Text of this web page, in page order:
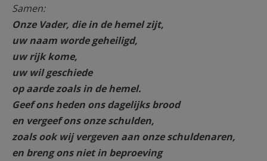
Samen:
Onze Vader, die in de hemel zijt,
uw naam worde geheiligd,
uw rijk kome,
uw wil geschiede
op aarde zoals in de hemel.
Geef ons heden ons dagelijks brood
en vergeef ons onze schulden,
zoals ook wij vergeven aan onze schuldenaren,
en breng ons niet in beproeving